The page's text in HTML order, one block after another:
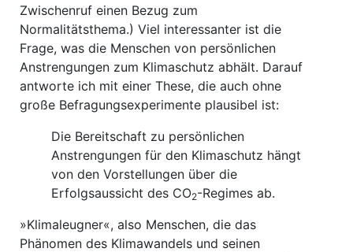
Zwischenruf einen Bezug zum
Normalitätsthema.) Viel interessanter ist die
Frage, was die Menschen von persönlichen
Anstrengungen zum Klimaschutz abhält. Darauf
antworte ich mit einer These, die auch ohne
große Befragungsexperimente plausibel ist:
Die Bereitschaft zu persönlichen
Anstrengungen für den Klimaschutz hängt
von den Vorstellungen über die
Erfolgsaussicht des CO2-Regimes ab.
»Klimaleugner«, also Menschen, die das
Phänomen des Klimawandels und seinen